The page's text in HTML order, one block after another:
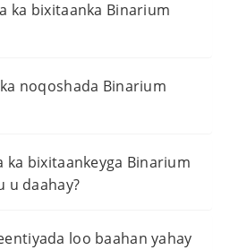
ka bixitaanka Binarium
noqoshada Binarium
ka bixitaankeyga Binarium
u daahay?
loo baahan yahay